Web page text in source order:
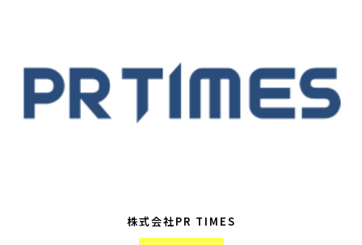
株式会社PR TIMES